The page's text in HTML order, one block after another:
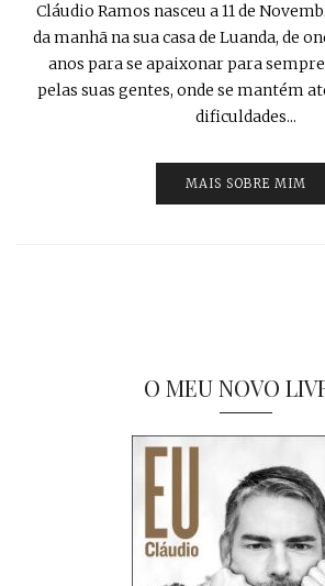
Cláudio Ramos nasceu a 11 de
da manhã na sua casa de Luanda, de
anos para se apaixonar para
pelas suas gentes, onde se mantém
dificuldades...
MAIS SOBRE MIM
O MEU NOVO